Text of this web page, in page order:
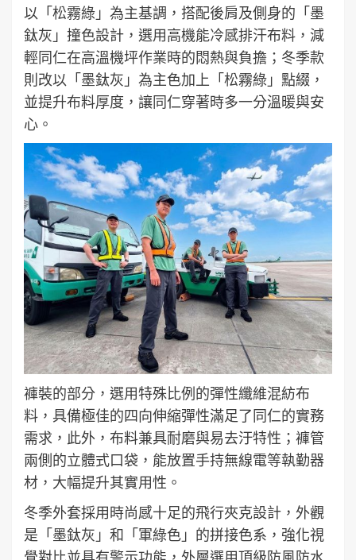
以「松霧綠」為主基調，搭配後肩及側身的「墨
鈦灰」撞色設計，選用高機能冷感排汗布料，減
輕同仁在高溫機坪作業時的悶熱與負擔；冬季款
則改以「墨鈦灰」為主色加上「松霧綠」點綴，
並提升布料厚度，讓同仁穿著時多一分溫暖與安
心。
褲裝的部分，選用特殊比例的彈性纖維混紡布
料，具備極佳的四向伸縮彈性滿足了同仁的實務
需求，此外，布料兼具耐磨與易去汙特性；褲管
兩側的立體式口袋，能放置手持無線電等執勤器
材，大幅提升其實用性。
冬季外套採用時尚感十足的飛行夾克設計，外觀
是「墨鈦灰」和「軍綠色」的拼接色系，強化視
覺對比並具有警示功能，外層選用頂級防風防水